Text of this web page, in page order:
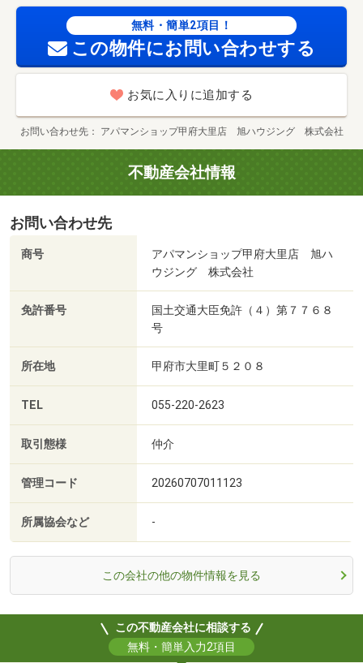
無料・簡単2項目！
この物件にお問い合わせする
お気に入りに追加する
お問い合わせ先 アパマンショップ甲府大里店 旭ハウジング 株式会社
不動産会社情報
お問い合わせ先
商号
アパマンショップ甲府大里店 旭ハ
ウジング 株式会社
免許番号
国土交通大臣免許（４）第７７６８
号
所在地 甲府市大里町５２０８
TEL 055-220-2623
取引態様 仲介
管理コード 20260707011123
所属協会など -
この会社の他の物件情報を見る
この不動産会社に相談する
無料・簡単入力2項目